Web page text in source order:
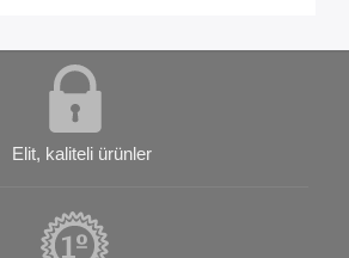
Elit, kaliteli ürünler